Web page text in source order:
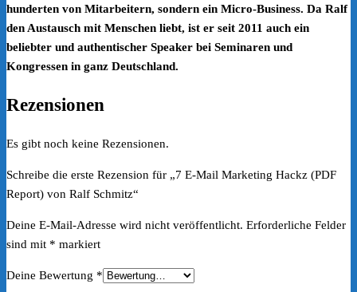
hunderten von Mitarbeitern, sondern ein Micro-Business. Da Ralf
den Austausch mit Menschen liebt, ist er seit 2011 auch ein
beliebter und authentischer Speaker bei Seminaren und
Kongressen in ganz Deutschland.
Rezensionen
Es gibt noch keine Rezensionen.
Schreibe die erste Rezension für „7 E-Mail Marketing Hackz (PDF
Report) von Ralf Schmitz“
Deine E-Mail-Adresse wird nicht veröffentlicht. Erforderliche Felder
sind mit * markiert
Deine Bewertung *